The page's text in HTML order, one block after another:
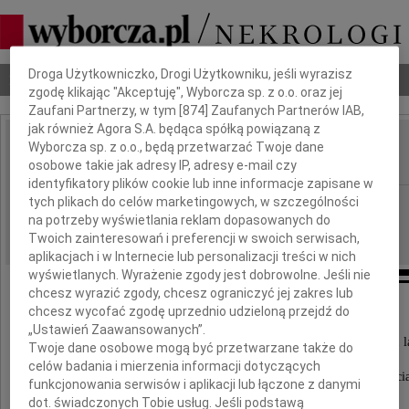
Nekrologi Odeszli Poradnik pogrzebowy
IMIĘ I NAZWISKO: Lidia Woźniczka
REGION: cała Polska
DATA EMISJI: 02.05.2024
Z głębokim żalem zawiadamiamy,
że w dniu 27 kwietnia 2024 roku, przeżywszy 91
zmarła po długich cierpieniach
nasza Ukochana Żona, Mama, Babcia i
Dbamy o Twoją prywatność
Droga Użytkowniczko, Drogi Użytkowniku, jeśli wyrazisz
zgodę klikając "Akceptuję", Wyborcza sp. z o.o. oraz jej
Zaufani Partnerzy, w tym [874] Zaufanych Partnerów IAB,
jak również Agora S.A. będąca spółką powiązaną z
Wyborcza sp. z o.o., będą przetwarzać Twoje dane
osobowe takie jak adresy IP, adresy e-mail czy
identyfikatory plików cookie lub inne informacje zapisane w
tych plikach do celów marketingowych, w szczególności
na potrzeby wyświetlania reklam dopasowanych do
Twoich zainteresowań i preferencji w swoich serwisach,
aplikacjach i w Internecie lub personalizacji treści w nich
wyświetlanych. Wyrażenie zgody jest dobrowolne. Jeśli nie
chcesz wyrazić zgody, chcesz ograniczyć jej zakres lub
chcesz wycofać zgodę uprzednio udzieloną przejdź do
„Ustawień Zaawansowanych”.
Twoje dane osobowe mogą być przetwarzane także do
celów badania i mierzenia informacji dotyczących
funkcjonowania serwisów i aplikacji lub łączone z danymi
dot. świadczonych Tobie usług. Jeśli podstawą